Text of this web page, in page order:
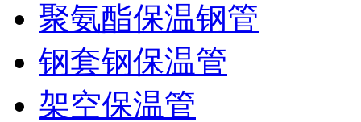
聚氨酯保温钢管
钢套钢保温管
架空保温管